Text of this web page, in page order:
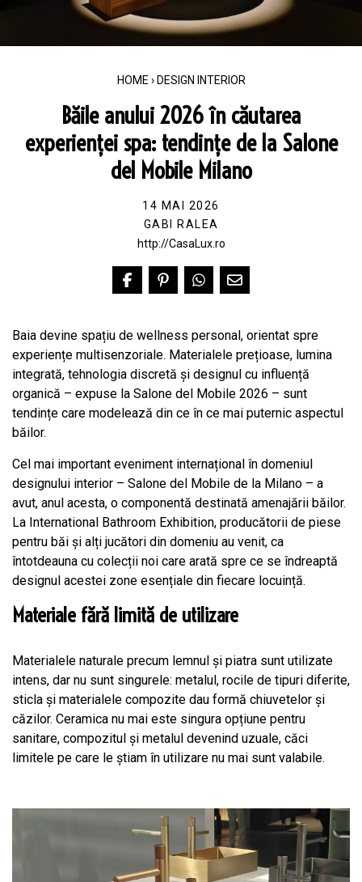
HOME › DESIGN INTERIOR
Băile anului 2026 în căutarea
experienței spa: tendințe de la Salone
del Mobile Milano
14 MAI 2026
GABI RALEA
http://CasaLux.ro
Baia devine spațiu de wellness personal, orientat spre
experiențe multisenzoriale. Materialele prețioase, lumina
integrată, tehnologia discretă și designul cu influență
organică – expuse la Salone del Mobile 2026 – sunt
tendințe care modelează din ce în ce mai puternic aspectul
băilor.
Cel mai important eveniment internațional în domeniul
designului interior – Salone del Mobile de la Milano – a
avut, anul acesta, o componentă destinată amenajării băilor.
La International Bathroom Exhibition, producătorii de piese
pentru băi și alți jucători din domeniu au venit, ca
întotdeauna cu colecții noi care arată spre ce se îndreaptă
designul acestei zone esențiale din fiecare locuință.
Materiale fără limită de utilizare
Materialele naturale precum lemnul și piatra sunt utilizate
intens, dar nu sunt singurele: metalul, rocile de tipuri diferite,
sticla și materialele compozite dau formă chiuvetelor și
căzilor. Ceramica nu mai este singura opțiune pentru
sanitare, compozitul și metalul devenind uzuale, căci
limitele pe care le știam în utilizare nu mai sunt valabile.